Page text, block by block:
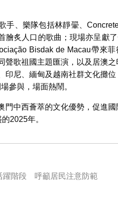
手、樂隊包括林靜翬、
膾炙人口的歌曲；現場亦呈獻
Bisdak de Macau帶來
聲歌祖國主題匯演，以及居澳
印尼、緬甸及越南社群文化攤
參與，場面熱鬧。
門中西薈萃的文化優勢，促進
2025年。
躍階段 呼籲居民注意防範